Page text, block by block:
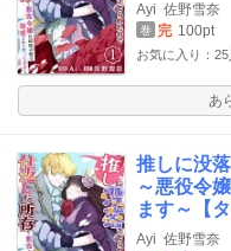
Ayi 佐野雪奈
巻 完 100pt
お気に入り：25
あ
推しに没
～悪役令
ます～【
Ayi 佐野雪奈